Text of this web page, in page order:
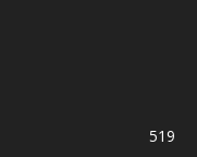
519